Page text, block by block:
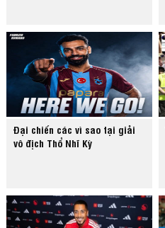
Đại chiến các vì sao tại giải
vô địch Thổ Nhĩ Kỳ